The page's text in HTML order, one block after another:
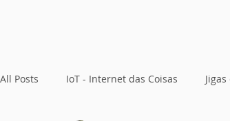
All Posts IoT - Internet das Coisas